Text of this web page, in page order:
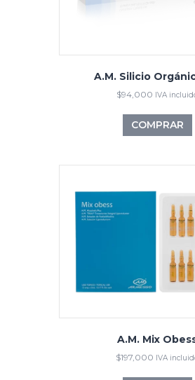
A.M. Silicio
$94,000 IVA
COMPRAR
A.M. Mix
$197,000 IVA